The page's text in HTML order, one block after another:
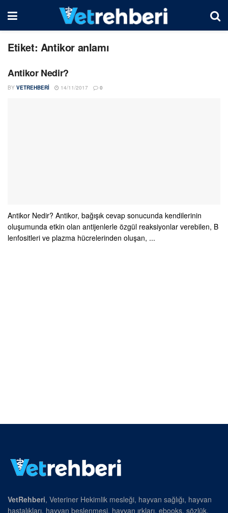
Etiket: Antikor anlamı
Antikor Nedir?
BY VETREHBERI 14/11/2017 0
Antikor Nedir? Antikor, bağışık cevap sonucunda kendilerinin
oluşumunda etkin olan antijenlerle özgül reaksiyonlar verebilen, B
lenfositleri ve plazma hücrelerinden oluşan, ...
VetRehberi, Veteriner Hekimlik mesleği, hayvan sağlığı, hayvan
hastalıkları, hayvan beslenmesi, hayvan ırkları, ebooks, sözlük,